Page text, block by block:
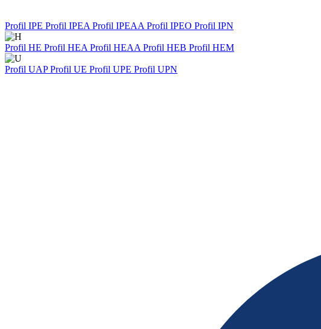
Profil IPE Profil IPEA Profil IPEAA Profil IPEO Profil IPN
Profil HE Profil HEA Profil HEAA Profil HEB Profil HEM
Profil UAPProfil UE Profil UPE Profil UPN